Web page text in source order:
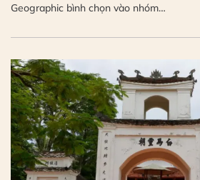
Geographic bình chọn vào nhóm…